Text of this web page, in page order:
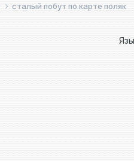
сталый побут по карте поляк